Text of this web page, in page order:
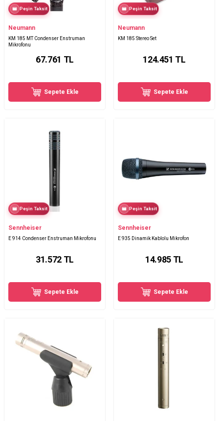
Peşin Taksit
Neumann
KM 185 MT Condenser Enstruman
Mikrofonu
67.761 TL
Sepete Ekle
Peşin Taksit
Neumann
KM 185 Stereo Set
124.451 TL
Sepete Ekle
Peşin Taksit
Sennheiser
E 914 Condenser Enstruman Mikrofonu
31.572TL
Sepete Ekle
Peşin Taksit
Sennheiser
E 935 Dinamik Kablolu Mikrofon
14.985TL
Sepete Ekle